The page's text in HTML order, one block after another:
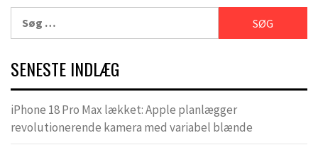
efter:
SENESTE INDLÆG
iPhone 18 Pro Max lækket: Apple planlægger
revolutionerende kamera med variabel blænde